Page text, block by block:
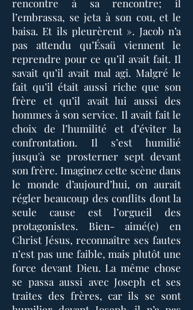
rencontre à sa rencontre; il
l’embrassa, se jeta à son cou, et le
baisa. Et ils pleurèrent ». Jacob n’a
pas attendu qu’Ésaü viennent le
reprendre pour ce qu’il avait fait. Il
savait qu’il avait mal agi. Malgré le
fait qu’il était aussi riche que son
frère et qu’il avait lui aussi des
hommes à son service. Il avait fait le
choix de l’humilité et d’éviter la
confrontation. Il s’est humilié
jusqu'à se prosterner sept devant
son frère. Imaginez cette scène dans
le monde d’aujourd’hui, on aurait
régler beaucoup des conflits dont la
seule cause est l’orgueil des
protagonistes. Bien- aimé(e) en
Christ Jésus, reconnaître ses fautes
n’est pas une faible, mais plutôt une
force devant Dieu. La même chose
se passa aussi avec Joseph et ses
traites des frères, car ils se sont